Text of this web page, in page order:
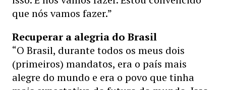
que nós vamos fazer.”
Recuperar a alegria do Brasil
“O Brasil, durante todos os meus dois
(primeiros) mandatos, era o país mais
alegre do mundo e era o povo que tinha